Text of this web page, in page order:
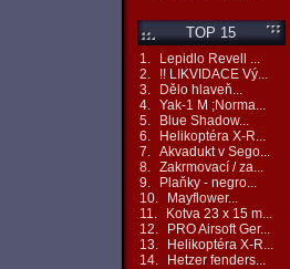
TOP 15
1.
Lepidlo Revell ...
2.
!! LIKVIDACE Vý...
3.
Dělo hlaveň...
4. Yak-1 M ;Norma...
5.
Blue Shadow...
6.
Helikoptéra X-R...
7. Akvadukt v Sego...
8. Zakrmovací / za...
9.
Plaňky - negro...
10.
Mayflower...
11.
Kotva 23 x 15 m...
12.
PRO Airsoft Ger...
13.
Helikoptéra X-R...
14.
Hetzer fenders...